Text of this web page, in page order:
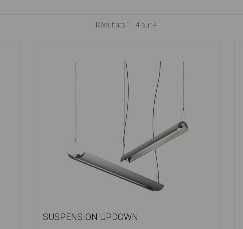
Résultats 1 - 4 sur 4.
SUSPENSION UPDOWN